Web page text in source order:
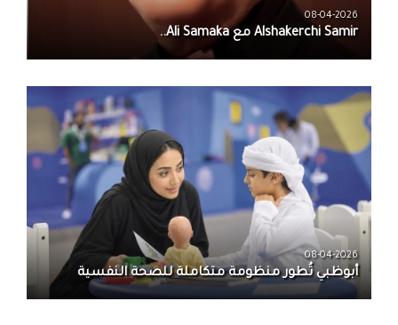
08-04-2026
08-04-2026
أبوظبي تُطور منظومة متكاملة للصحة النفسية